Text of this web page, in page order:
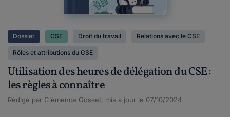
Dossier CSE Droit du travail Relations avec le CSE
Rôles et attributions du CSE
Utilisation des heures de délégation du CSE :
les règles à connaître
Rédigé par Clémence Gosset, mis à jour le 07/10/2024